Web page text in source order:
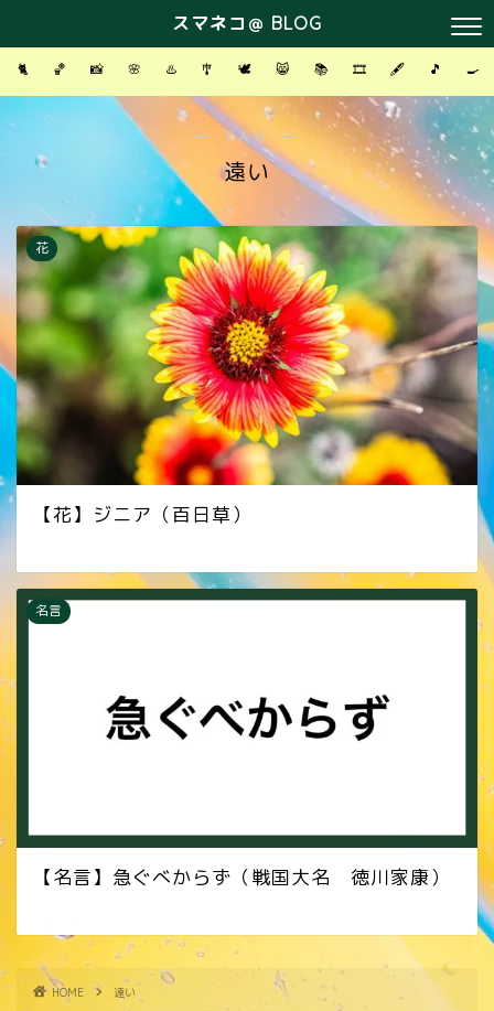
スマネコ＠ BLOG
🐈 🏀 📸 🌸 ♨️ 🎐 🕊 😸 📚 🎞 🖋 🎵 🍳
― TAG ―
遠い
花
【花】ジニア（百日草）
名言
【名言】急ぐべからず（戦国大名 徳川家康）
HOME 遠い